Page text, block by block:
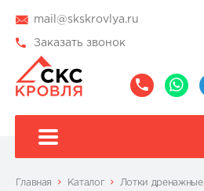
mail@skskrovlya.ru
Заказать звонок
Главная Каталог Лотки дренажные